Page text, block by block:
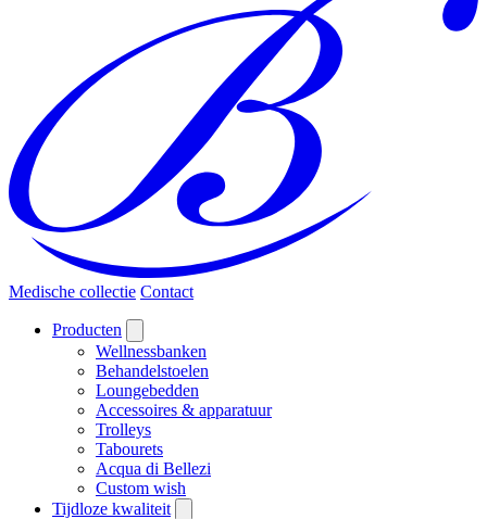
Medische collectie Contact
Producten
Wellnessbanken
Behandelstoelen
Loungebedden
Accessoires & apparatuur
Trolleys
Tabourets
Acqua di Bellezi
Custom wish
Tijdloze kwaliteit